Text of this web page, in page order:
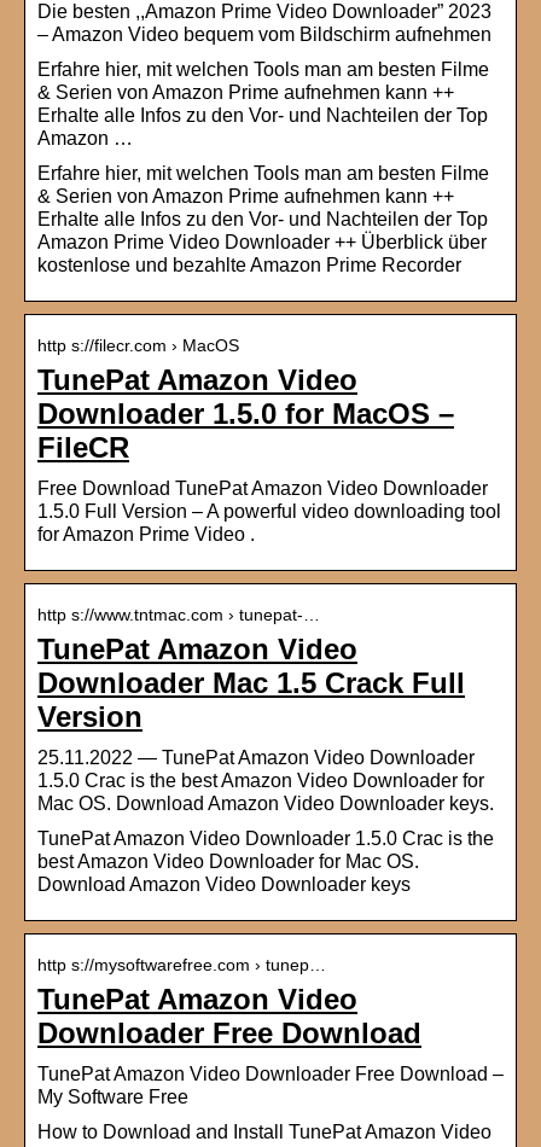
Die besten ,,Amazon Prime Video Downloader” 2023
– Amazon Video bequem vom Bildschirm aufnehmen
Erfahre hier, mit welchen Tools man am besten Filme
& Serien von Amazon Prime aufnehmen kann ++
Erhalte alle Infos zu den Vor- und Nachteilen der Top
Amazon …
Erfahre hier, mit welchen Tools man am besten Filme
& Serien von Amazon Prime aufnehmen kann ++
Erhalte alle Infos zu den Vor- und Nachteilen der Top
Amazon Prime Video Downloader ++ Überblick über
kostenlose und bezahlte Amazon Prime Recorder
http s://filecr.com › MacOS
TunePat Amazon Video
Downloader 1.5.0 for MacOS –
FileCR
Free Download TunePat Amazon Video Downloader
1.5.0 Full Version – A powerful video downloading tool
for Amazon Prime Video .
http s://www.tntmac.com › tunepat-…
TunePat Amazon Video
Downloader Mac 1.5 Crack Full
Version
25.11.2022 — TunePat Amazon Video Downloader
1.5.0 Crac is the best Amazon Video Downloader for
Mac OS. Download Amazon Video Downloader keys.
TunePat Amazon Video Downloader 1.5.0 Crac is the
best Amazon Video Downloader for Mac OS.
Download Amazon Video Downloader keys
http s://mysoftwarefree.com › tunep…
TunePat Amazon Video
Downloader Free Download
TunePat Amazon Video Downloader Free Download –
My Software Free
How to Download and Install TunePat Amazon Video